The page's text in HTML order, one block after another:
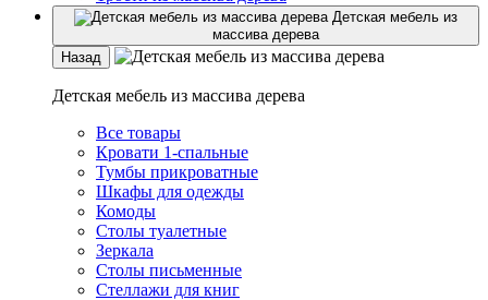
Детская мебель из
массива дерева
Назад
Детская мебель из массива дерева
Все товары
Кровати 1-спальные
Тумбы прикроватные
Шкафы для одежды
Комоды
Столы туалетные
Зеркала
Столы письменные
Стеллажи для книг